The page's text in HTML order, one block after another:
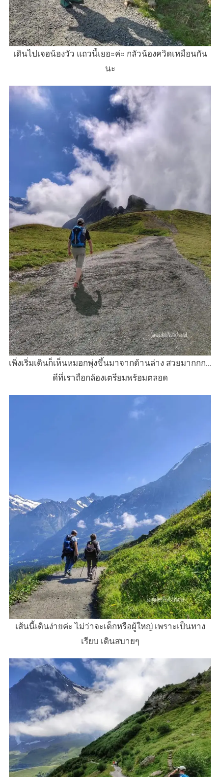
เดินไปเจอน้องวัว แถวนี้เยอะค่ะ กลัวน้องควิดเหมือนกัน
นะ
เพิ่งเริ่มเดินก็เห็นหมอกพุ่งขึ้นมาจากด้านล่าง สวยมากกก…
ดีที่เราถือกล้องเตรียมพร้อมตลอด
เส้นนี้เดินง่ายค่ะ ไม่ว่าจะเด็กหรือผู้ใหญ่ เพราะเป็นทาง
เรียบ เดินสบายๆ